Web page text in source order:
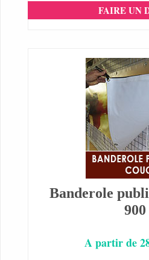
FAIRE UN
Banderole
A partir de